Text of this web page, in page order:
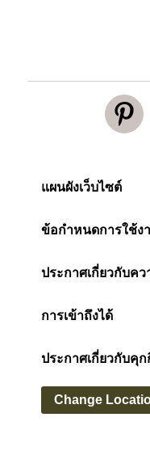
แผนผังเว็บไซต์
ข้อกำหนดการใช้ง
ประกาศเกี่ยวกับค
การเข้าถึงได้
ประกาศเกี่ยวกับคุก
Change